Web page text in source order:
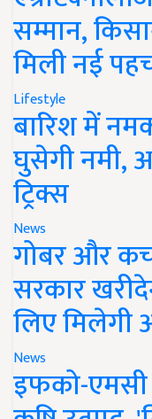
सम्मान,
मिली नई
Lifestyle
बारिश में
घुसेगी नमी,
ट्रिक्स
News
गोबर और
सरकार
लिए मिलेगी
News
इफको-एमसी